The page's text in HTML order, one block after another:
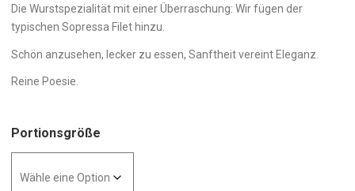
Die Wurstspezialität mit einer Überraschung: Wir fügen der
typischen Sopressa Filet hinzu.
Schön anzusehen, lecker zu essen, Sanftheit vereint Eleganz.
Reine Poesie.
Portionsgröße